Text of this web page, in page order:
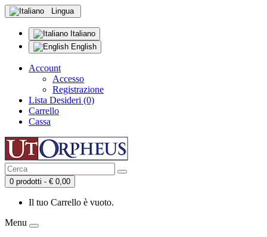
Lingua
Italiano
English
Account
Accesso
Registrazione
Lista Desideri (0)
Carrello
Cassa
0 prodotti - € 0,00
Il tuo Carrello è vuoto.
Menu